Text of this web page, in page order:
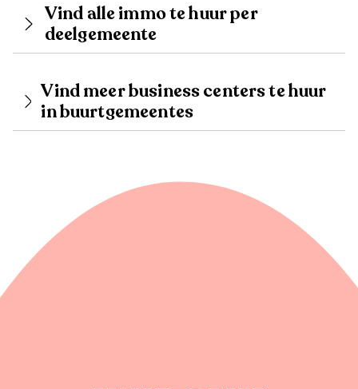
Vind alle immo te huur per
deelgemeente
Vind meer business centers te huur
in buurtgemeentes